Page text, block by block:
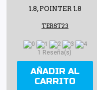
1.8, POINTER 1.8
TERST23
1 Reseña(s)
AÑADIR AL
CARRITO